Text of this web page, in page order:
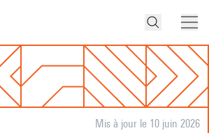
Mis à jour le 10 juin 2026